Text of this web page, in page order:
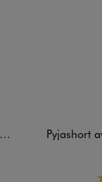
Pyjashort